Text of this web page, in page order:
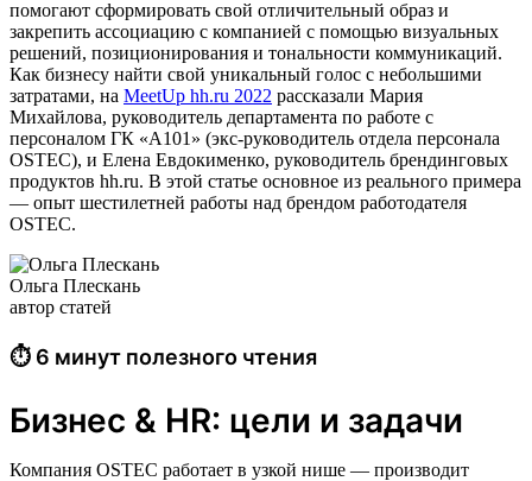
помогают сформировать свой отличительный образ и
закрепить ассоциацию с компанией с помощью визуальных
решений, позиционирования и тональности коммуникаций.
Как бизнесу найти свой уникальный голос с небольшими
затратами, на MeetUp hh.ru 2022 рассказали Мария
Михайлова, руководитель департамента по работе с
персоналом ГК «А101» (экс-руководитель отдела персонала
OSTEC), и Елена Евдокименко, руководитель брендинговых
продуктов hh.ru. В этой статье основное из реального примера
— опыт шестилетней работы над брендом работодателя
OSTEC.
Ольга Плескань
автор статей
⏱ 6 минут полезного чтения
Бизнес & HR: цели и задачи
Компания OSTEC работает в узкой нише — производит